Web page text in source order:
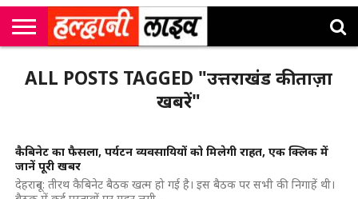
सी
एम
कॉर्नर
उत्तराखंड
न्यूज़
खेल
मनोरंजन
सम्पादकीय
जॉब
अलर्ट्स
ALL POSTS TAGGED "उत्तराखंड की ताज़ा
खबरें"
कैबिनेट का फैसला, पर्यटन व्यवसायियों को मिलेगी राहत, एक क्लिक में
जानें पूरी खबर
देहरादून: तीरथ कैबिनेट बैठक खत्म हो गई है। इस बैठक पर सभी की निगाहें थी।